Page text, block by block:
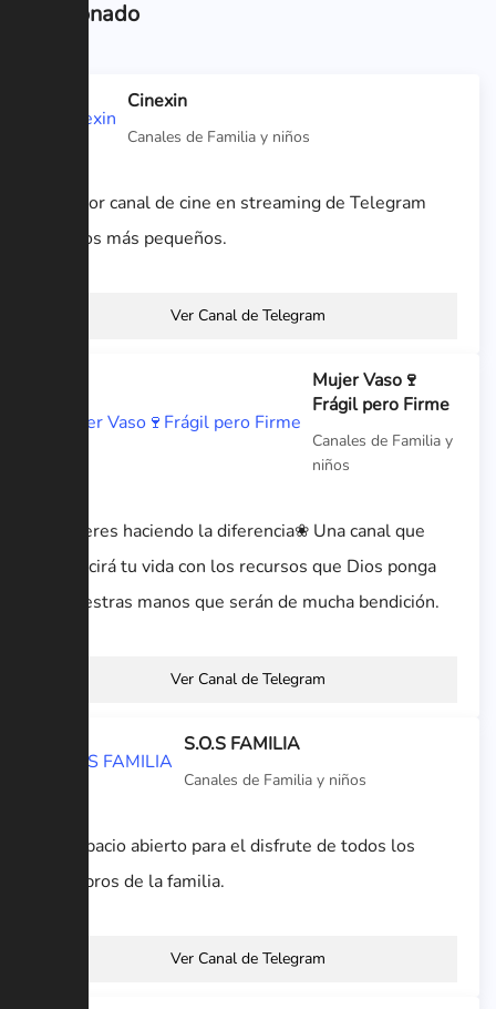
Relacionado
Cinexin
Canales de Familia y niños
El mejor canal de cine en streaming de Telegram
para los más pequeños.
Ver Canal de Telegram
Mujer Vaso🍷
Frágil pero Firme
Canales de Familia y
niños
❀Mujeres haciendo la diferencia❀ Una canal que
bendecirá tu vida con los recursos que Dios ponga
en nuestras manos que serán de mucha bendición.
Ver Canal de Telegram
S.O.S FAMILIA
Canales de Familia y niños
Un espacio abierto para el disfrute de todos los
miembros de la familia.
Ver Canal de Telegram